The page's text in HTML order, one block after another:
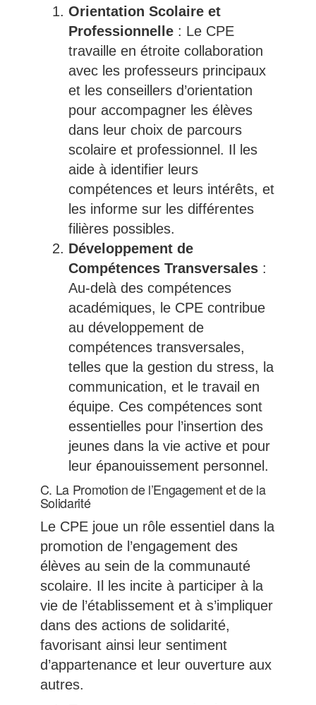
Orientation Scolaire et
Professionnelle: Le CPE
travaille en étroite collaboration
avec les professeurs principaux
et les conseillers d’orientation
pour accompagner les élèves
dans leur choix de parcours
scolaire et professionnel. Il les
aide à identifier leurs
compétences et leurs intérêts, et
les informe sur les différentes
filières possibles.
Développement de
Compétences Transversales:
Au-delà des compétences
académiques, le CPE contribue
au développement de
compétences transversales,
telles que la gestion du stress, la
communication, et le travail en
équipe. Ces compétences sont
essentielles pour l’insertion des
jeunes dans la vie active et pour
leur épanouissement personnel.
C. La Promotion de l’Engagement et de la
Solidarité
Le CPE joue un rôle essentiel dans la
promotion de l’engagement des
élèves au sein de la communauté
scolaire. Il les incite à participer à la
vie de l’établissement et à s’impliquer
dans des actions de solidarité,
favorisant ainsi leur sentiment
d’appartenance et leur ouverture aux
autres.